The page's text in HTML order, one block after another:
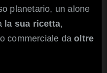
planetario, un alone
la sua ricetta,
commerciale daoltre